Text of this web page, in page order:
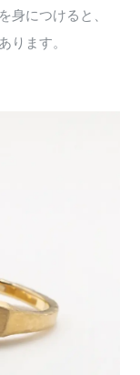
身につけると、
ります。